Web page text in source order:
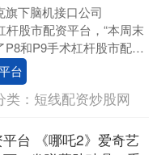
旗下脑机接口公司
杆股市配资平台，“本周末
P8和P9手术杠杆股市配资
次在一天内完成两台手
台
类： 短线配资炒股网
台 《哪吒2》爱奇艺